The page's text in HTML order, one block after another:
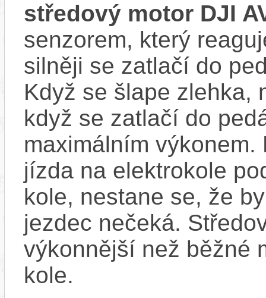
středový motor DJI
senzorem, který
silněji se zatlačí do
Když se šlape zlehka,
když se zatlačí do
maximálním
jízda na elektrokole
kole, nestane se, že
jezdec nečeká.
výkonnější než běžné
kole.